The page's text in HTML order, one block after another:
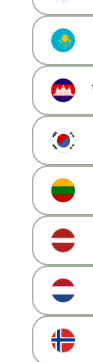
Un seul
pour vos
Maija.io a été
plus de 30 ans
était de créer
économique à
indépendants.
idéal pour le
l'accès à plus
aux meilleurs
d'accueil
guise. Vos
portails et sur
et un lien vers
facilement vos